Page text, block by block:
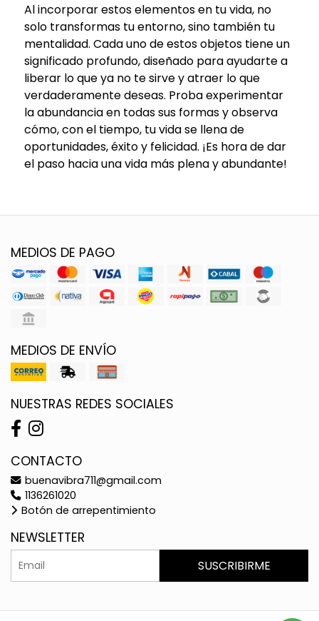
Al incorporar estos elementos en tu vida, no
solo transformas tu entorno, sino también tu
mentalidad. Cada uno de estos objetos tiene un
significado profundo, diseñado para ayudarte a
liberar lo que ya no te sirve y atraer lo que
verdaderamente deseas. Proba experimentar
la abundancia en todas sus formas y observa
cómo, con el tiempo, tu vida se llena de
oportunidades, éxito y felicidad. ¡Es hora de dar
el paso hacia una vida más plena y abundante!
MEDIOS DE PAGO
MEDIOS DE ENVÍO
NUESTRAS REDES SOCIALES
CONTACTO
buenavibra711@gmail.com
1136261020
Botón de arrepentimiento
NEWSLETTER
SUSCRIBIRME